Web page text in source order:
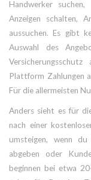
Handwerker
Anzeigen schalten,
aussuchen. Es gibt
Auswahl des
Plattform Zahlungen
Für die allermeisten
Anders sieht es für
nach einer
umsteigen, wenn
abgeben oder
beginnen bei etwa